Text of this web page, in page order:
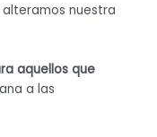
nuestra
aquellos que
a las